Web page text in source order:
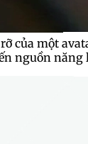
của một
nguồn năng